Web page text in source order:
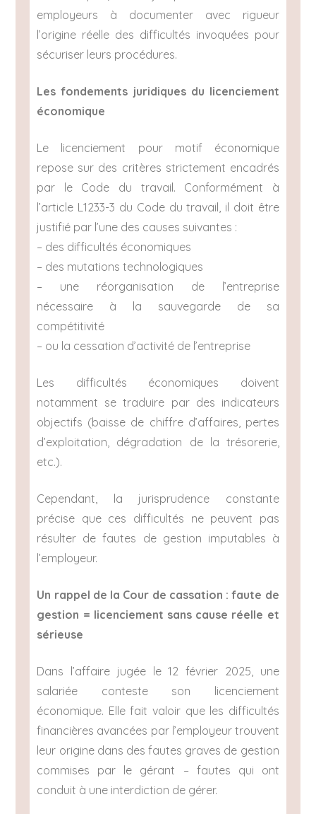
employeurs à documenter avec rigueur
l’origine réelle des difficultés invoquées pour
sécuriser leurs procédures.
Les fondements juridiques du licenciement
économique
Le licenciement pour motif économique
repose sur des critères strictement encadrés
par le Code du travail. Conformément à
l’article L1233-3 du Code du travail, il doit être
justifié par l’une des causes suivantes :
– des difficultés économiques
– des mutations technologiques
– une réorganisation de l’entreprise
nécessaire à la sauvegarde de sa
compétitivité
– ou la cessation d’activité de l’entreprise
Les difficultés économiques doivent
notamment se traduire par des indicateurs
objectifs (baisse de chiffre d’affaires, pertes
d’exploitation, dégradation de la trésorerie,
etc.).
Cependant, la jurisprudence constante
précise que ces difficultés ne peuvent pas
résulter de fautes de gestion imputables à
l’employeur.
Un rappel de la Cour de cassation : faute de
gestion = licenciement sans cause réelle et
sérieuse
Dans l’affaire jugée le 12 février 2025, une
salariée conteste son licenciement
économique. Elle fait valoir que les difficultés
financières avancées par l’employeur trouvent
leur origine dans des fautes graves de gestion
commises par le gérant – fautes qui ont
conduit à une interdiction de gérer.